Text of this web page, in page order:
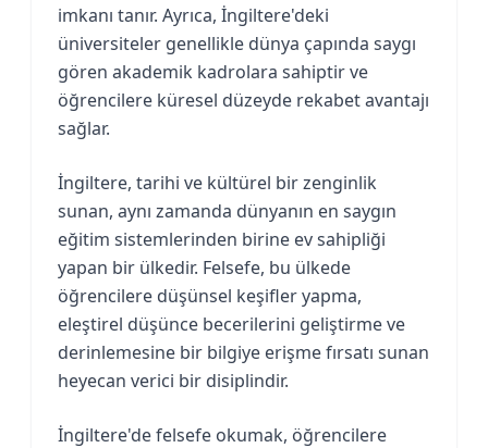
imkanı tanır. Ayrıca, İngiltere'deki
üniversiteler genellikle dünya çapında saygı
gören akademik kadrolara sahiptir ve
öğrencilere küresel düzeyde rekabet avantajı
sağlar.
İngiltere, tarihi ve kültürel bir zenginlik
sunan, aynı zamanda dünyanın en saygın
eğitim sistemlerinden birine ev sahipliği
yapan bir ülkedir. Felsefe, bu ülkede
öğrencilere düşünsel keşifler yapma,
eleştirel düşünce becerilerini geliştirme ve
derinlemesine bir bilgiye erişme fırsatı sunan
heyecan verici bir disiplindir.
İngiltere'de felsefe okumak, öğrencilere